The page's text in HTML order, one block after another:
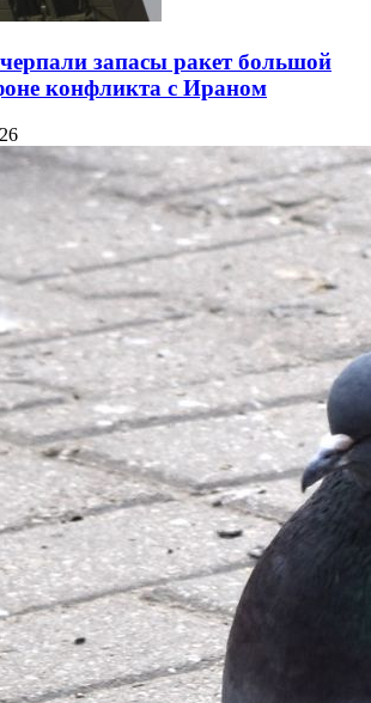
запасы ракет большой
конфликта с Ираном